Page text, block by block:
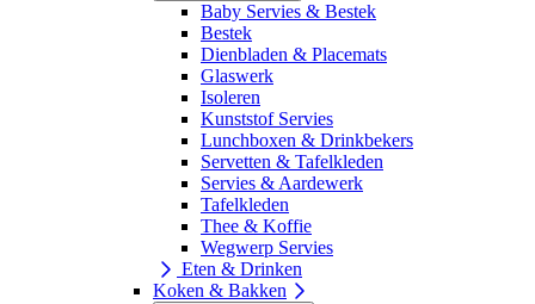
Baby Servies & Bestek
Bestek
Dienbladen & Placemats
Glaswerk
Isoleren
Kunststof Servies
Lunchboxen & Drinkbekers
Servetten & Tafelkleden
Servies & Aardewerk
Tafelkleden
Thee & Koffie
Wegwerp Servies
Eten & Drinken
Koken & Bakken